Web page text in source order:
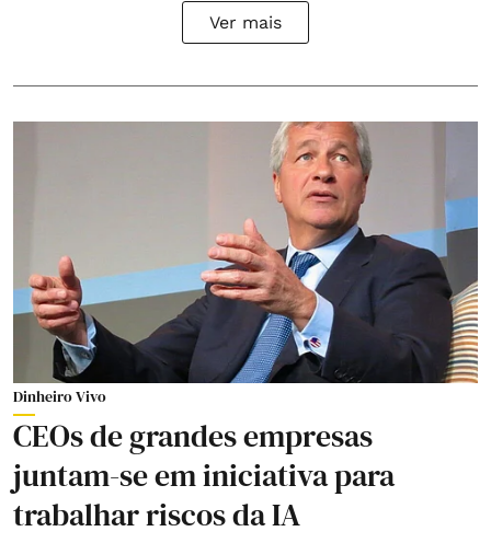
Ver mais
Dinheiro Vivo
CEOs de grandes empresas
juntam-se em iniciativa para
trabalhar riscos da IA